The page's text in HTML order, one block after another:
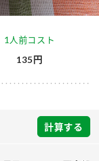
たれ
中華
1人前コスト
135円
計算する